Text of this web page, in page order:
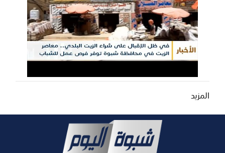
المزيد